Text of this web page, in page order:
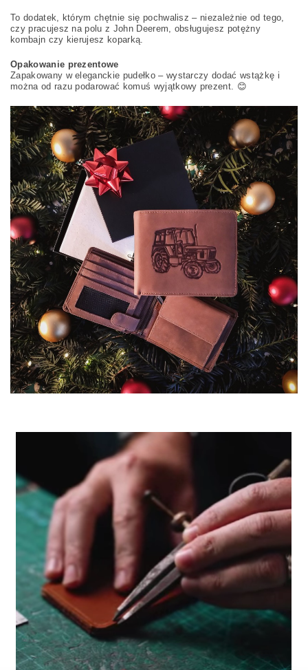
To dodatek, którym chętnie się pochwalisz – niezależnie od tego,
czy pracujesz na polu z John Deerem, obsługujesz potężny
kombajn czy kierujesz koparką.
Opakowanie prezentowe
Zapakowany w eleganckie pudełko – wystarczy dodać wstążkę i
można od razu podarować komuś wyjątkowy prezent. 😊